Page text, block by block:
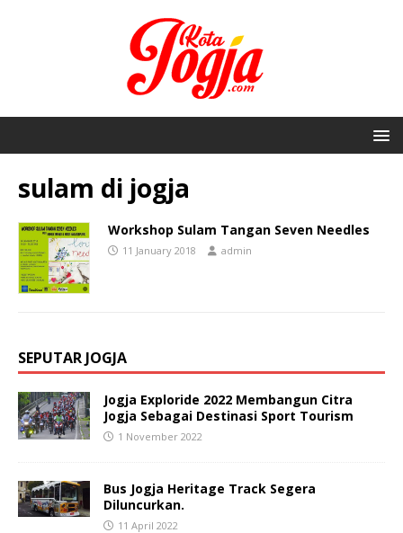
sulam di jogja
Workshop Sulam Tangan Seven Needles
11 January 2018 admin
SEPUTAR JOGJA
Jogja Exploride 2022 Membangun Citra
Jogja Sebagai Destinasi Sport Tourism
1 November 2022
Bus Jogja Heritage Track Segera
Diluncurkan.
11 April 2022